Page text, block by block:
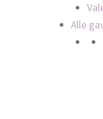
Alle